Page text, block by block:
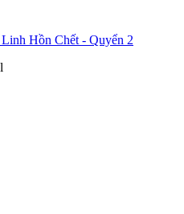
Hồn Chết - Quyển 2